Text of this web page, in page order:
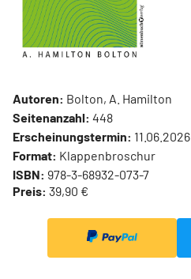
Autoren: Bolton, A. Hamilton
Seitenanzahl: 448
Erscheinungstermin: 11.06.2026
Format: Klappenbroschur
ISBN: 978-3-68932-073-7
Preis: 39,90 €